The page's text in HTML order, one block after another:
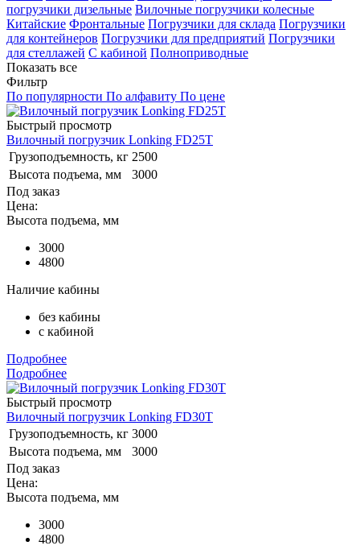
погрузчики дизельные Вилочные погрузчики колесные
Китайские Фронтальные Погрузчики для склада Погрузчики
для контейнеров Погрузчики для предприятий Погрузчики
для стеллажей С кабиной Полноприводные
Показать все
Фильтр
По популярности По алфавиту По цене
Быстрый просмотр
Вилочный погрузчик Lonking FD25T
Грузоподъемность, кг 2500
Высота подъема, мм
3000
Под заказ
Цена:
Высота подъема, мм
3000
4800
Наличие кабины
без кабины
с кабиной
Подробнее
Подробнее
Быстрый просмотр
Вилочный погрузчик Lonking FD30T
Грузоподъемность, кг 3000
Высота подъема, мм
3000
Под заказ
Цена:
Высота подъема, мм
3000
4800